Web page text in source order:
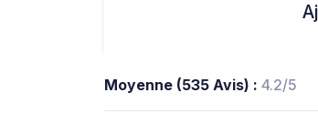
Moyenne (535 Avis) : 4.2/5